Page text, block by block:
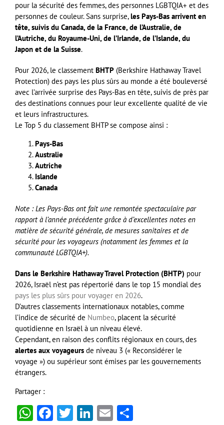
pour la sécurité des femmes, des personnes LGBTQIA+ et des
personnes de couleur. Sans surprise, les Pays-Bas arrivent en
tête, suivis du Canada, de la France, de l’Australie, de
l’Autriche, du Royaume-Uni, de l’Irlande, de l’Islande, du
Japon et de la Suisse.
Pour 2026, le classement BHTP (Berkshire Hathaway Travel
Protection) des pays les plus sûrs au monde a été bouleversé
avec l’arrivée surprise des Pays-Bas en tête, suivis de près par
des destinations connues pour leur excellente qualité de vie
et leurs infrastructures.
Le Top 5 du classement BHTP se compose ainsi :
Pays-Bas
Australie
Autriche
Islande
Canada
Note : Les Pays-Bas ont fait une remontée spectaculaire par
rapport à l’année précédente grâce à d’excellentes notes en
matière de sécurité générale, de mesures sanitaires et de
sécurité pour les voyageurs (notamment les femmes et la
communauté LGBTQIA+).
Dans le Berkshire Hathaway Travel Protection (BHTP) pour
2026, Israël n’est pas répertorié dans le top 15 mondial des
pays les plus sûrs pour voyager en 2026.
D’autres classements internationaux notables, comme
l’indice de sécurité de Numbeo, placent la sécurité
quotidienne en Israël à un niveau élevé.
Cependant, en raison des conflits régionaux en cours, des
alertes aux voyageurs de niveau 3 (« Reconsidérer le
voyage ») ou supérieur sont émises par les gouvernements
étrangers.
Partager :
WhatsApp
Facebook
Twitter
LinkedIn
Email